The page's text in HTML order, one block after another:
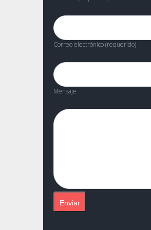
Correo electrónico (requerido)
Mensaje